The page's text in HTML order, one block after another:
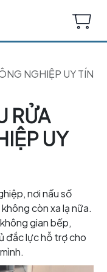
NGHIỆP UY TÍN
RỬA
UY
nơi nấu số
còn xa lạ nữa.
gian bếp,
đắc lực hỗ trợ cho